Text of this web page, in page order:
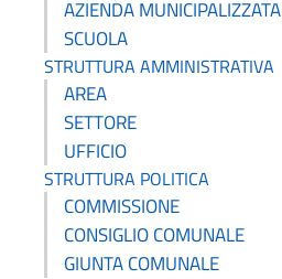
AZIENDA MUNICIPALIZZATA
SCUOLA
STRUTTURA AMMINISTRATIVA
AREA
SETTORE
UFFICIO
STRUTTURA POLITICA
COMMISSIONE
CONSIGLIO COMUNALE
GIUNTA COMUNALE